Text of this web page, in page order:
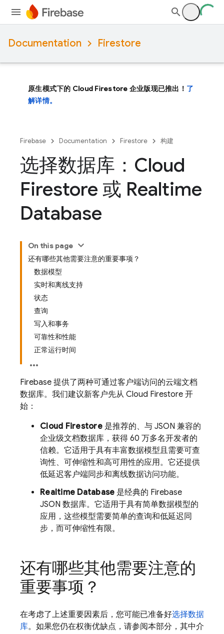
Documentation Firestore
原生模式下的 Cloud Firestore 企业版现已推出！ 了
解详情。
Firebase Documentation Firestore 构建
选择数据库：Cloud
Firestore 或 Realtime
Database
On this page
还有哪些其他需要注意的重要事项？
数据模型
实时和离线支持
状态
查询
写入和事务
可靠性和性能
正常运行时间
Firebase 提供了两种可通过客户端访问的云端文档
数据库。我们建议新客户先从 Cloud Firestore 开
始：
Cloud Firestore是推荐的、与 JSON 兼容的
企业级文档数据库，获得 60 万多名开发者的
信赖。它适用于具有丰富数据模型且需要可查
询性、可伸缩性和高可用性的应用。它还提供
低延迟客户端同步和离线数据访问功能。
Realtime Database 是经典的 Firebase
JSON 数据库。它适用于具有简单数据模型的
应用，这些模型需要简单的查询和低延迟同
步，而可伸缩性有限。
还有哪些其他需要注意的
重要事项？
在考虑了上述重要因素后，您可能已准备好选择数据
库。如果您仍在权衡优缺点，请参阅本部分，其中介